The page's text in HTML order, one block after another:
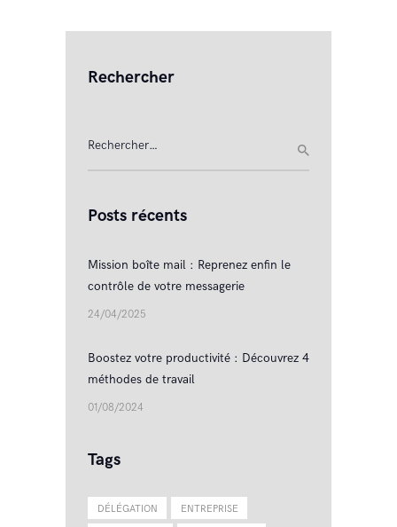
Rechercher
Rechercher :
Posts récents
Mission boîte mail : Reprenez enfin le
contrôle de votre messagerie
24/04/2025
Boostez votre productivité : Découvrez 4
méthodes de travail
01/08/2024
Tags
DÉLÉGATION ENTREPRISE